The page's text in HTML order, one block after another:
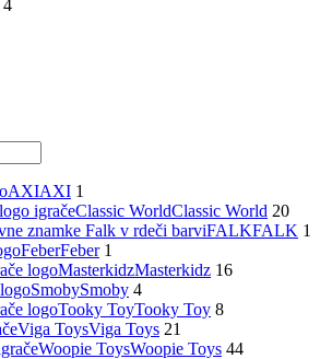
4
AXIAXI 1
Classic WorldClassic World 20
FALKFALK 1
FeberFeber 1
MasterkidzMasterkidz 16
SmobySmoby 4
Tooky ToyTooky Toy 8
Viga ToysViga Toys 21
Woopie ToysWoopie Toys 44